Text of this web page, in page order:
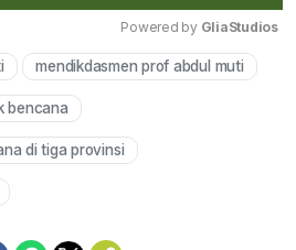
Mute
Powered by GliaStudios
mendikdasmen prof abdul muti
bencana
di tiga provinsi